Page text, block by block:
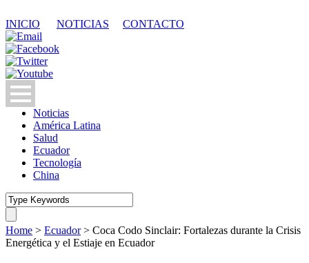
INICIO NOTICIAS CONTACTO
Noticias
América Latina
Salud
Ecuador
Tecnología
China
Home > Ecuador > Coca Codo Sinclair: Fortalezas durante la Crisis
Energética y el Estiaje en Ecuador